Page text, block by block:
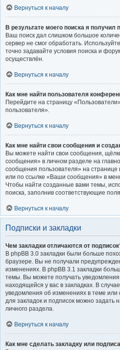
Вернуться к началу
В результате моего поиска я получил
Ваш поиск дал слишком большое
сервер не смог обработать.
точно задавайте условия поиска и
осуществлён.
Вернуться к началу
Как мне найти пользователя
Перейдите на страницу
пользователя».
Вернуться к началу
Как мне найти свои сообщения и
Вы можете найти свои сообщения,
сообщения» в личном разделе на
сообщения пользователя» на
или по ссылке «Ваши сообщения» в
Чтобы найти созданные вами темы,
поиска, заполнив соответствующие поля.
Вернуться к началу
Подписки и закладки
Чем закладки отличаются от
В phpBB 3.0 закладки были больше
браузере. Вы не получали
изменениях. В phpBB 3.1 закладки
темы. Вы можете получать уведомления
находящейся у вас в закладках. В
уведомления об изменениях в теме
для закладок и подписок можно задать
личного раздела.
Вернуться к началу
Как мне сделать закладку или